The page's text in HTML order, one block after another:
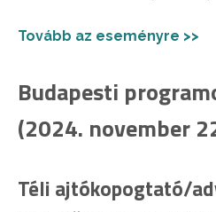
Tovább az eseményre >>
Budapesti
(2024. november
Téli ajtókopogtató/